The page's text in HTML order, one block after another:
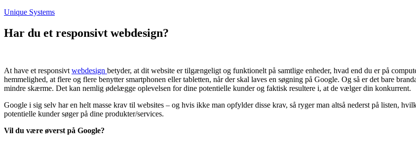
Fortsæt
indhold
Unique Systems
Har du et responsivt webdesign?
At have et responsivt webdesign betyder, at dit website er tilgængeligt og funktionelt på samtlige enheder, hvad end du er på
hemmelighed, at flere og flere benytter smartphonen eller tabletten, når der skal laves en søgning på Google. Og så er det bare
mindre skærme. Det kan nemlig ødelægge oplevelsen for dine potentielle kunder og faktisk resultere i, at de vælger din konkurrent.
Google i sig selv har en helt masse krav til websites – og hvis ikke man opfylder disse krav, så ryger man altså nederst på listen,
potentielle kunder søger på dine produkter/services.
Vil du være øverst på Google?